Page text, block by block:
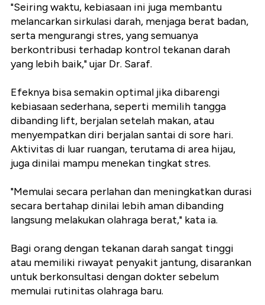
"Seiring waktu, kebiasaan ini juga membantu
melancarkan sirkulasi darah, menjaga berat badan,
serta mengurangi stres, yang semuanya
berkontribusi terhadap kontrol tekanan darah
yang lebih baik," ujar Dr. Saraf.
Efeknya bisa semakin optimal jika dibarengi
kebiasaan sederhana, seperti memilih tangga
dibanding lift, berjalan setelah makan, atau
menyempatkan diri berjalan santai di sore hari.
Aktivitas di luar ruangan, terutama di area hijau,
juga dinilai mampu menekan tingkat stres.
"Memulai secara perlahan dan meningkatkan durasi
secara bertahap dinilai lebih aman dibanding
langsung melakukan olahraga berat," kata ia.
Bagi orang dengan tekanan darah sangat tinggi
atau memiliki riwayat penyakit jantung, disarankan
untuk berkonsultasi dengan dokter sebelum
memulai rutinitas olahraga baru.